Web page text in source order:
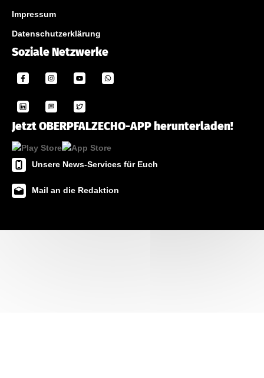
Impressum
Datenschutzerklärung
Soziale Netzwerke
Jetzt OBERPFALZECHO-APP herunterladen!
Unsere News-Services für Euch
Mail an die Redaktion